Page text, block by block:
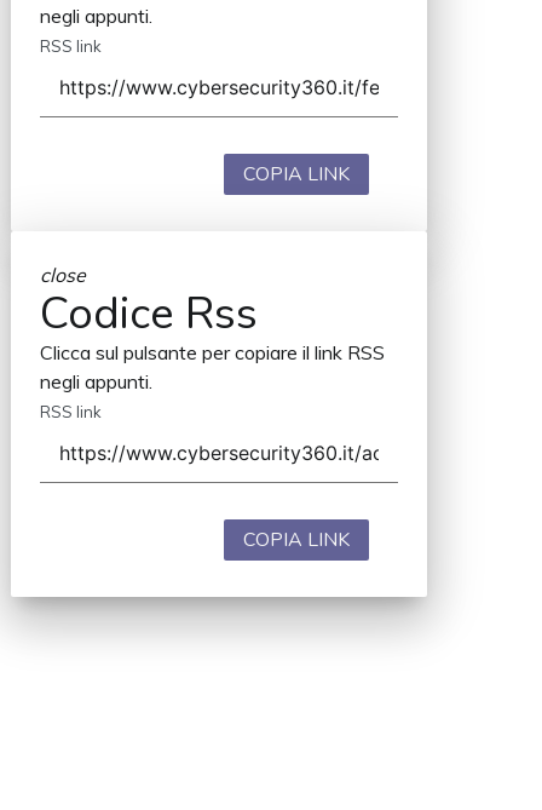
negli appunti.
RSS link
COPIA LINK
close
Codice Rss
Clicca sul pulsante per copiare il link RSS
negli appunti.
RSS link
COPIA LINK